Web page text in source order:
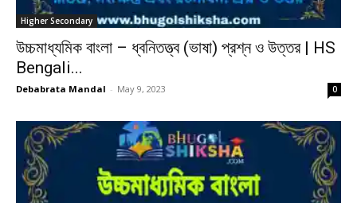
Higher Secondary
উচ্চমাধ্যমিক বাংলা – ধ্বনিতত্ত্ব (ভাষা) প্রশ্ন ও উত্তর | HS
Bengali...
Debabrata Mandal - May 9, 2023 0